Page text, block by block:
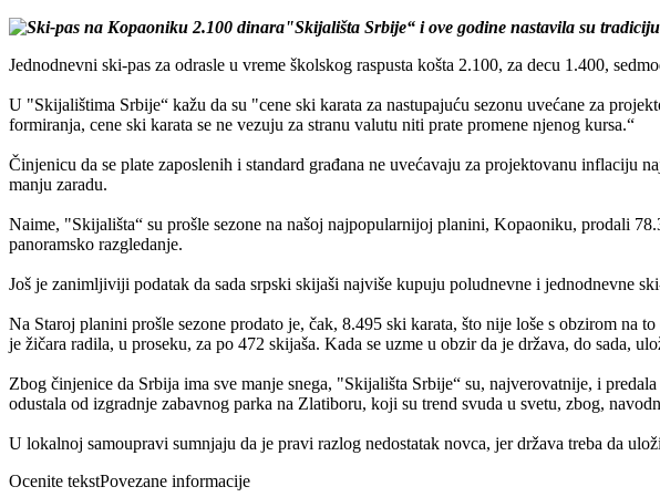
"Skijališta Srbije“ i ove godine nastavila su
Jednodnevni ski-pas za odrasle u vreme školskog raspusta košta 2.100, za decu 1.400,
U "Skijalištima Srbije“ kažu da su "cene ski karata za nastupajuću sezonu uvećane za
formiranja, cene ski karata se ne vezuju za stranu valutu niti prate promene njenog kursa.“
Činjenicu da se plate zaposlenih i standard građana ne uvećavaju za projektovanu inflaciju
manju zaradu.
Naime, "Skijališta“ su prošle sezone na našoj najpopularnijoj planini, Kopaoniku, prodali
panoramsko razgledanje.
Još je zanimljiviji podatak da sada srpski skijaši najviše kupuju poludnevne i jednodnevne
Na Staroj planini prošle sezone prodato je, čak, 8.495 ski karata, što nije loše s obzirom
je žičara radila, u proseku, za po 472 skijaša. Kada se uzme u obzir da je država, do sada,
Zbog činjenice da Srbija ima sve manje snega, "Skijališta Srbije“ su, najverovatnije, i
odustala od izgradnje zabavnog parka na Zlatiboru, koji su trend svuda u svetu, zbog,
U lokalnoj samoupravi sumnjaju da je pravi razlog nedostatak novca, jer država treba da
Ocenite tekstPovezane informacije